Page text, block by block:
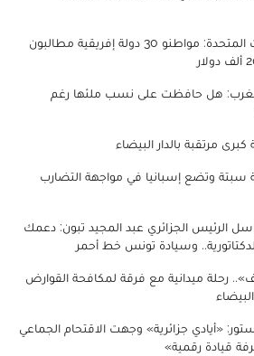
تأشيرة الدخول للولايات المتحدة: مواطنو 30 دولة إفريقية مطالبون
هل حافظت على نسب ملئها رغم
مرتقبة بالدار البيضاء
سبتة وتضع إسبانيا في مواجهة التضارب
الرئيس الجزائري عبد المجيد تبون: دعمك
وسيادة تونس خط أحمر
رحلة ميدانية مع فرقة لمكافحة القوارض
«أيادي جزائرية» وجهت الاقتحام الجماعي
قيادة رقمية»